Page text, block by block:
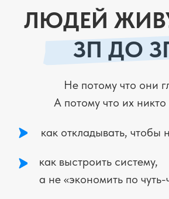
ДЛЯ КОГО
ВЕБИНАР
Кто устал бояться за завтрашний день.
не получается, тревога не отпускает."